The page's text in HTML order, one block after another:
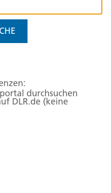
durchsuchen
DLR.de (keine